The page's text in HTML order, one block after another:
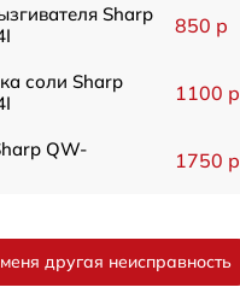
Sharp
850 р
соли Sharp
1100 р
QW-
1750 р
другая неисправность